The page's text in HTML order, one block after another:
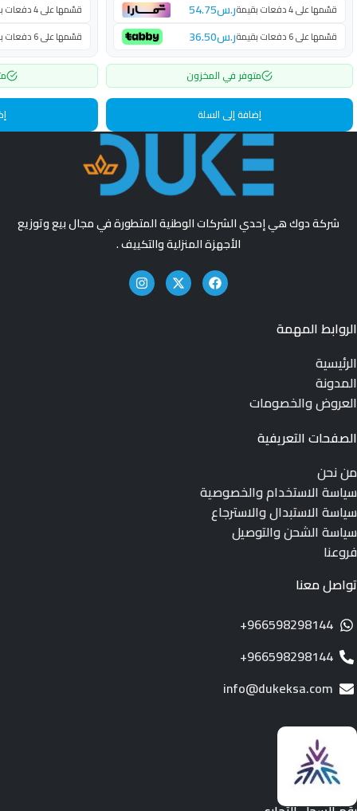
قسّمها على 4 دفعات بقيمة ر.س54.75
قسّمها على 6 دفعات بقيمة ر.س36.50
متوفر في المخزون
إضافة إلى السلة
قسّمها على 4 دفعات بقيمة
قسّمها على 6 دفعات بقيمة
شركة دوك هي إحدي الشركات الوطنية المتطورة في مجال بيع وتوزيع
الأجهزة المنزلية والتكييف .
الروابط المهمة
الرئيسية
المدونة
العروض والخصومات
الصفحات التعريفية
من نحن
سياسة الاستخدام والخصوصية
سياسة الاستبدال والاسترجاع
سياسة الشحن والتوصيل
فروعنا
تواصل معنا
966598298144+
966598298144+
info@dukeksa.com